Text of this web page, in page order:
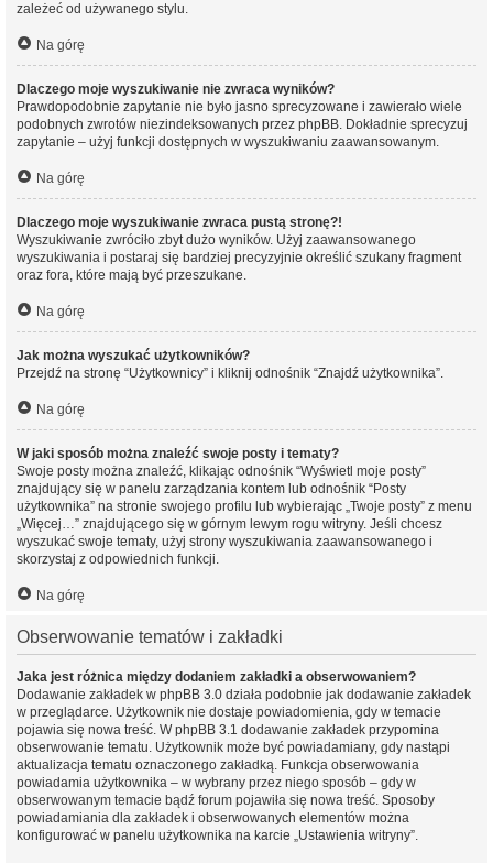
zależeć od używanego stylu.
Na górę
Dlaczego moje wyszukiwanie nie zwraca wyników?
Prawdopodobnie zapytanie nie było jasno sprecyzowane i zawierało wiele
podobnych zwrotów niezindeksowanych przez phpBB. Dokładnie sprecyzuj
zapytanie – użyj funkcji dostępnych w wyszukiwaniu zaawansowanym.
Na górę
Dlaczego moje wyszukiwanie zwraca pustą stronę?!
Wyszukiwanie zwróciło zbyt dużo wyników. Użyj zaawansowanego
wyszukiwania i postaraj się bardziej precyzyjnie określić szukany fragment
oraz fora, które mają być przeszukane.
Na górę
Jak można wyszukać użytkowników?
Przejdź na stronę “Użytkownicy” i kliknij odnośnik “Znajdź użytkownika”.
Na górę
W jaki sposób można znaleźć swoje posty i tematy?
Swoje posty można znaleźć, klikając odnośnik “Wyświetl moje posty”
znajdujący się w panelu zarządzania kontem lub odnośnik “Posty
użytkownika” na stronie swojego profilu lub wybierając „Twoje posty” z menu
„Więcej…” znajdującego się w górnym lewym rogu witryny. Jeśli chcesz
wyszukać swoje tematy, użyj strony wyszukiwania zaawansowanego i
skorzystaj z odpowiednich funkcji.
Na górę
Obserwowanie tematów i zakładki
Jaka jest różnica między dodaniem zakładki a obserwowaniem?
Dodawanie zakładek w phpBB 3.0 działa podobnie jak dodawanie zakładek
w przeglądarce. Użytkownik nie dostaje powiadomienia, gdy w temacie
pojawia się nowa treść. W phpBB 3.1 dodawanie zakładek przypomina
obserwowanie tematu. Użytkownik może być powiadamiany, gdy nastąpi
aktualizacja tematu oznaczonego zakładką. Funkcja obserwowania
powiadamia użytkownika – w wybrany przez niego sposób – gdy w
obserwowanym temacie bądź forum pojawiła się nowa treść. Sposoby
powiadamiania dla zakładek i obserwowanych elementów można
konfigurować w panelu użytkownika na karcie „Ustawienia witryny”.